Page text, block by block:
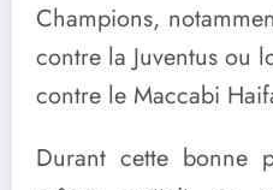
Champions,
contre la Juventus ou
contre le Maccabi
Durant cette bonne